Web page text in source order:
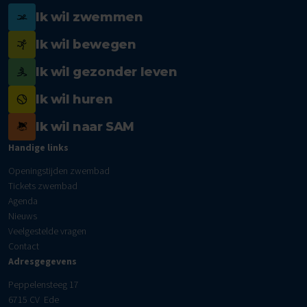
Ik wil zwemmen
Ik wil bewegen
Ik wil gezonder leven
Ik wil huren
Ik wil naar SAM
Handige links
Openingstijden zwembad
Tickets zwembad
Agenda
Nieuws
Veelgestelde vragen
Contact
Adresgegevens
Peppelensteeg 17
6715 CV Ede